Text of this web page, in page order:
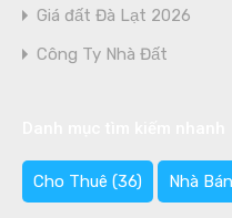
Giá đất Đà Lạt 2026
Công Ty Nhà Đất
Cho Thuê (36) Nhà Bán